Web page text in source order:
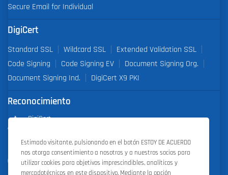
Secure Email for Individual
DigiCert
Standard SSL Wildcard SSL
Extended Validation SSL
Code Signing
Code Signing EV
Document Signing Org.
Document Signing Ind.
DigiCert X9 PKI
Reconocimiento
DigiCert
Outstanding Sales Performance Award 2018, 2019, 2020, 2021,
2022
Estimado visitante, pulsionando en el botón ESTOY DE ACUERDO
nos otorga consentimiento a nosotros y a nuestros socios para
utilizar cookies para objetivos imprescindibles, analíticos y
mercadotécnicos en este dispositivo. Mediante la opción